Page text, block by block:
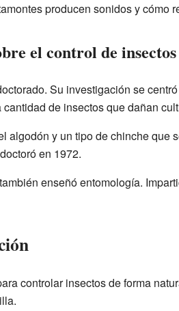
producen sonidos y cómo
el control de insectos
Su investigación se
de insectos que dañan
algodón y un tipo de chinche que
en 1972.
enseñó entomología.
controlar insectos de forma